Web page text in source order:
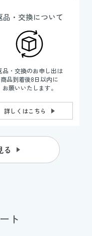
品・交換について
品・交換のお申し出は
商品到着後8日以内に
お願いいたします。
詳しくはこちら
る
ト